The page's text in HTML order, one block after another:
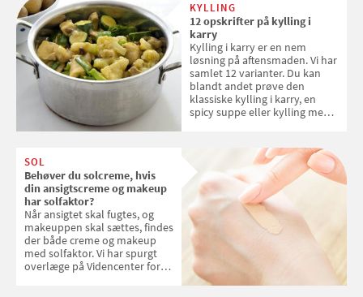
KYLLING
12 opskrifter på kylling i
karry
Kylling i karry er en nem
løsning på aftensmaden. Vi har
samlet 12 varianter. Du kan
blandt andet prøve den
klassiske kylling i karry, en
spicy suppe eller kylling med
SOL
Behøver du solcreme, hvis
din ansigtscreme og makeup
har solfaktor?
Når ansigtet skal fugtes, og
makeuppen skal sættes, findes
der både creme og makeup
med solfaktor. Vi har spurgt
overlæge på Videncenter for